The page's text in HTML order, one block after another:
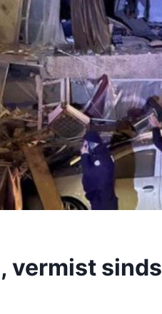
vermist sinds